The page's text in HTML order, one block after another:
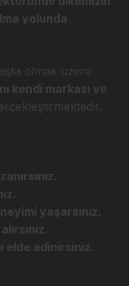
yolunda
olmak üzere
kendi markası ve
yaşarsınız.
elde edinirsiniz.